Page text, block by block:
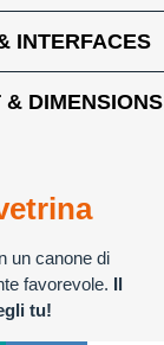
INTERFACES
& DIMENSIONS
un canone di
favorevole. Il
tu!